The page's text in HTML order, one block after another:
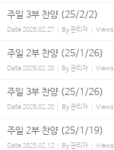
주일 3부 찬양 (25/2/2)
Date2025.02.27 By관리자 Views
주일 2부 찬양 (25/1/26)
Date2025.02.20 By관리자 Views
주일 3부 찬양 (25/1/26)
Date2025.02.20 By관리자 Views
주일 2부 찬양 (25/1/19)
Date2025.02.12 By관리자 Views